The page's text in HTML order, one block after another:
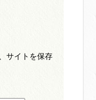
サイトを保存